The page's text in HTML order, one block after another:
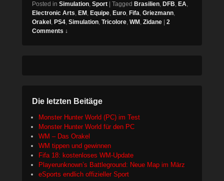
Posted in Simulation, Sport Tagged Brasilien, DFB, EA,
Electronic Arts, EM , Equipe, Euro, Fifa, Griezmann,
Orakel , PS4, Simulation, Tricolore, WM , Zidane
2
Comments ↓
Die letzten Beitäge
Monster Hunter World (PC) im Test
Monster Hunter World für den PC
WM – Das Orakel
WM tippen und gewinnen
Fifa 18: kostenloses WM-Update
Playerunknown’s Battleground: Neue Map im März
eSports endlich offizieller Sport